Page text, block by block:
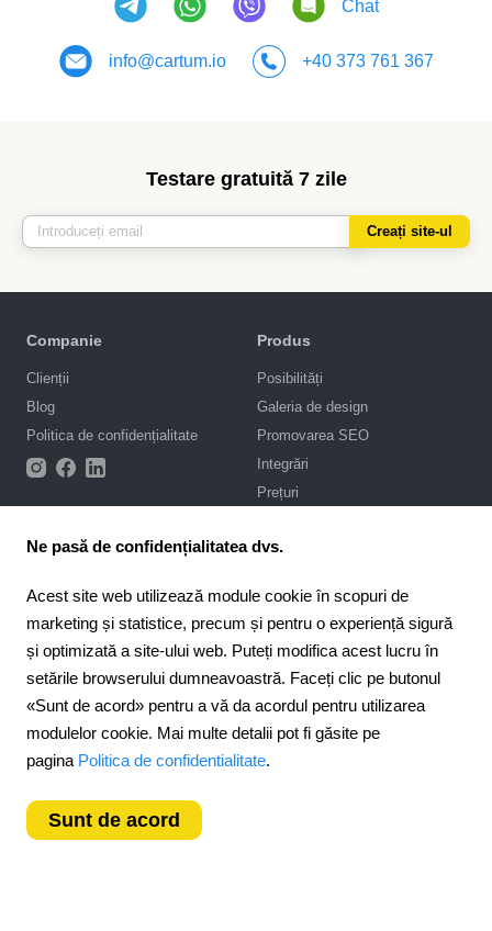
Chat
info@cartum.io +40 373 761 367
Testare gratuită 7 zile
Creați site-ul
Companie
Clienții
Blog
Politica de confidențialitate
Produs
Posibilități
Galeria de design
Promovarea SEO
Integrări
Prețuri
Asistență
Contract public
Pentru parteneri
Program de afiliere
4.6 924recenzii
Romania
Ne pasă de confidențialitatea dvs.
Acest site web utilizează module cookie în scopuri de
marketing și statistice, precum și pentru o experiență sigură
și optimizată a site-ului web. Puteți modifica acest lucru în
setările browserului dumneavoastră. Faceți clic pe butonul
«Sunt de acord» pentru a vă da acordul pentru utilizarea
modulelor cookie. Mai multe detalii pot fi găsite pe
pagina Politica de confidentialitate.
Sunt de acord